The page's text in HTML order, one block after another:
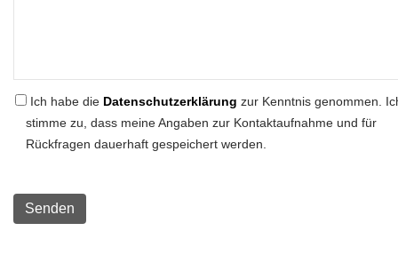
Ich habe die Datenschutzerklärung zur Kenntnis genommen.
stimme zu, dass meine Angaben zur Kontaktaufnahme und für
Rückfragen dauerhaft gespeichert werden.